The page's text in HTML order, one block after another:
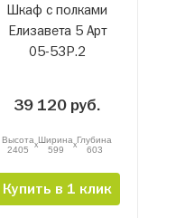
Шкаф с полками
Елизавета 5 Арт
05-53Р.2
39 120 руб.
Высота
2405
xШирина
599
xГлубина
603
Купить в 1 клик